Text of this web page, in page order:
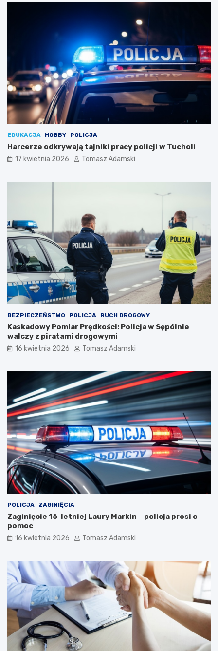
EDUKACJA HOBBY POLICJA
Harcerze odkrywają tajniki pracy policji w Tucholi
17 kwietnia 2026 Tomasz Adamski
BEZPIECZEŃSTWO POLICJA RUCH DROGOWY
Kaskadowy Pomiar Prędkości: Policja w Sępólnie
walczy z piratami drogowymi
16 kwietnia 2026 Tomasz Adamski
POLICJA ZAGINIĘCIA
Zaginięcie 16-letniej Laury Markin – policja prosi o
pomoc
16 kwietnia 2026 Tomasz Adamski